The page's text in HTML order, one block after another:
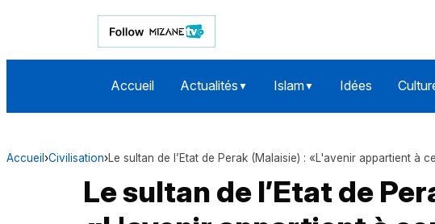
Accueil Actualités ▼ Islam▼ Idées
Accueil ›Civilisation›Le sultan de l’Etat de Perak (Malaisie) : «L'avenir appartient
Le sultan de l’Etat de